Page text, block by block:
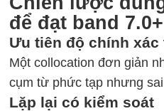
để đạt band 7.0+
Ưu tiên độ chính
Một collocation đơn giản
cụm từ phức tạp nhưng
Lặp lại có kiểm soát